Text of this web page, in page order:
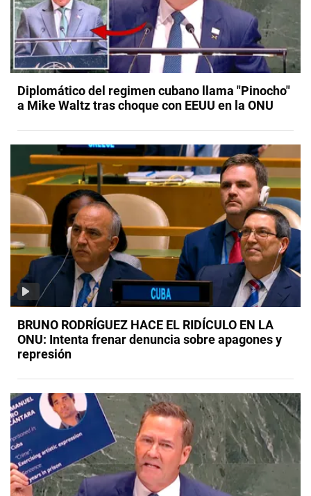
Diplomático del regimen cubano llama "Pinocho"
a Mike Waltz tras choque con EEUU en la ONU
BRUNO RODRÍGUEZ HACE EL RIDÍCULO EN LA
ONU: Intenta frenar denuncia sobre apagones y
represión